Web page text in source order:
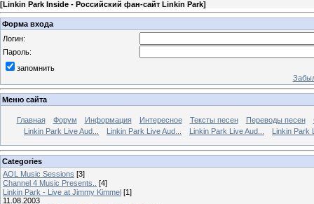
[Linkin Park Inside - Российский фан-сайт Linkin Park]
Форма входа
Логин:
Пароль:
запомнить
Меню сайта
Главная Форум Информация Интересное Тексты песен Переводы песен
Linkin Park Live Aud...
Linkin Park Live Aud... Linkin Park Live Aud... Linkin Park
Categories
AOL Music Sessions [3]
Channel 4 Music Presents..
[4]
Linkin Park - Live at Jimmy Kimmel [1]
11.08.2003